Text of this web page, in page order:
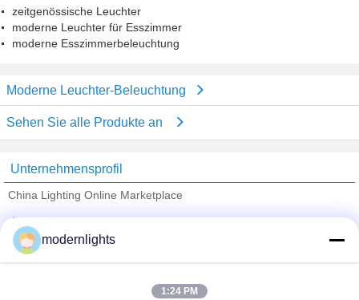
zeitgenössische Leuchter
moderne Leuchter für Esszimmer
moderne Esszimmerbeleuchtung
Moderne Leuchter-Beleuchtung
Sehen Sie alle Produkte an
Unternehmensprofil
China Lighting Online Marketplace
Trust Seal
Verified Suplier
modernlights
1:24 PM